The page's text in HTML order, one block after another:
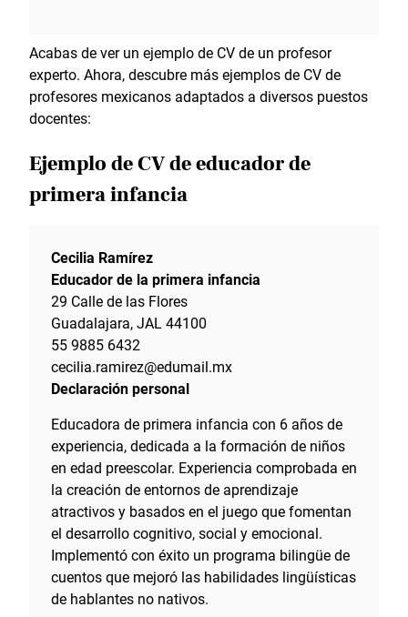
Acabas de ver un ejemplo de CV de un profesor
experto. Ahora, descubre más ejemplos de CV de
profesores mexicanos adaptados a diversos puestos
docentes:
Ejemplo de CV de educador de
primera infancia
Cecilia Ramírez
Educador de la primera infancia
29 Calle de las Flores
Guadalajara, JAL 44100
55 9885 6432
cecilia.ramirez@edumail.mx
Declaración personal
Educadora de primera infancia con 6 años de
experiencia, dedicada a la formación de niños
en edad preescolar. Experiencia comprobada en
la creación de entornos de aprendizaje
atractivos y basados en el juego que fomentan
el desarrollo cognitivo, social y emocional.
Implementó con éxito un programa bilingüe de
cuentos que mejoró las habilidades lingüísticas
de hablantes no nativos.